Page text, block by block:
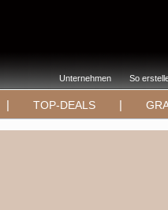
Unternehmen So
| TOP-DEALS |